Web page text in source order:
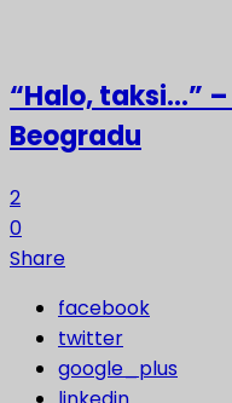
“Halo, taksi…”
Beogradu
2
0
Share
facebook
twitter
google_plus